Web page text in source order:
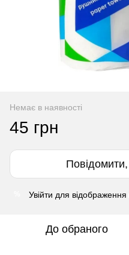
Немає в наявності
45 грн
Увійти для відображення
До обраного